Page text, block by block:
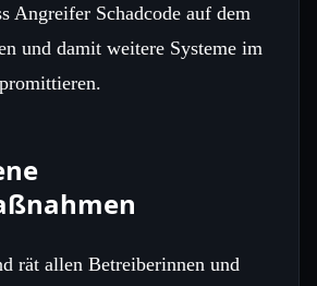
Angreifer Schadcode auf dem
und damit weitere Systeme im
rät allen Betreiberinnen und